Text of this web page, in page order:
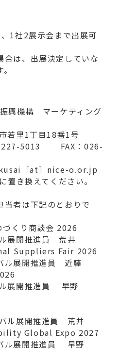
1社2展示会まで出展可
合は、出展決定していな
興機構 マーケティング
里1丁目18番1号
5013 FAX：026-
［at］nice-o.or.jp
き換えてください。
は下記のとおりで
くり商談会 2026
推進員 荒井
Fair 2026
開推進員 近藤
2026
開推進員 早野
2027
開推進員 荒井
Global Expo 2027
開推進員 早野